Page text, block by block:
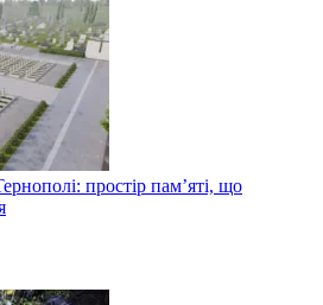
простір пам’яті, що